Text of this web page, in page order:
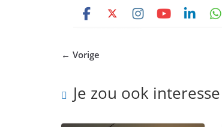
← Vorige
Je zou ook